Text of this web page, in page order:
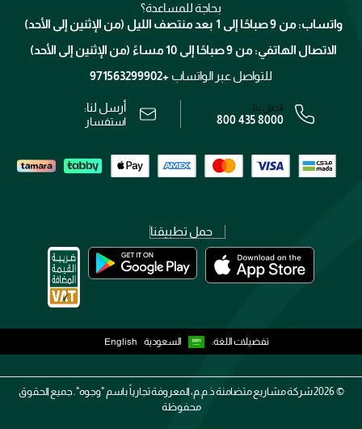
الإرجاع
برنامج الولاء ميوز
الوظائف
الشروط و الأحكام
رقم السجل التجاري: 7013320481 — صادر من وزارة التجارة
بحاجة للمساعدة؟
واتساب: من 9 صباحًا إلى 1 بعد منتصف الليل (من الإثنين إلى الأحد)
الاتصال الهاتفي: من 9 صباحًا إلى 10 مساءً (من الإثنين إلى الأحد)
للتواصل عبر الواتساب +971563299902
اتصل بنا:
800 435 8000
أرسل لنا:
استفسار
حمل تطبيقنا
تفضيلات اللغة: السعودية English
2026 ©شركة مشاريع متضامنة ذ.م.م، المعروفة تجارياً باسم "وجوه". جميع الحقوق
محفوظة